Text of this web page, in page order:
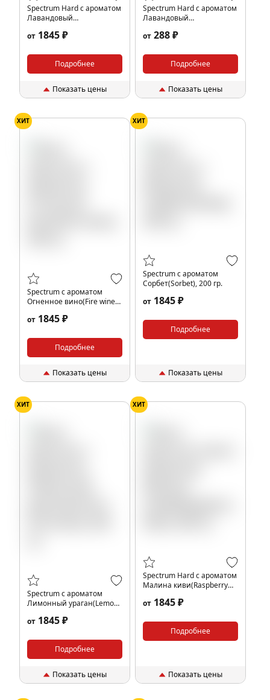
Spectrum Hard с ароматом
Лавандовый
kashmir), 200 гр.
от 1845 ₽
Подробнее
Показать цены
Spectrum Hard с ароматом
Лавандовый
kashmir), 25 гр.
от 288 ₽
Подробнее
Показать цены
ХИТ
Spectrum с ароматом
Огненное вино(Fire wine),
от 1845 ₽
Подробнее
Показать цены
ХИТ
Spectrum с ароматом
Сорбет(Sorbet), 200 гр.
от 1845 ₽
Подробнее
Показать цены
ХИТ
Spectrum с ароматом
Лимонный ураган(Lemon
от 1845 ₽
Подробнее
Показать цены
ХИТ
Spectrum Hard с ароматом
Малина киви(Raspberry
от 1845 ₽
Подробнее
Показать цены